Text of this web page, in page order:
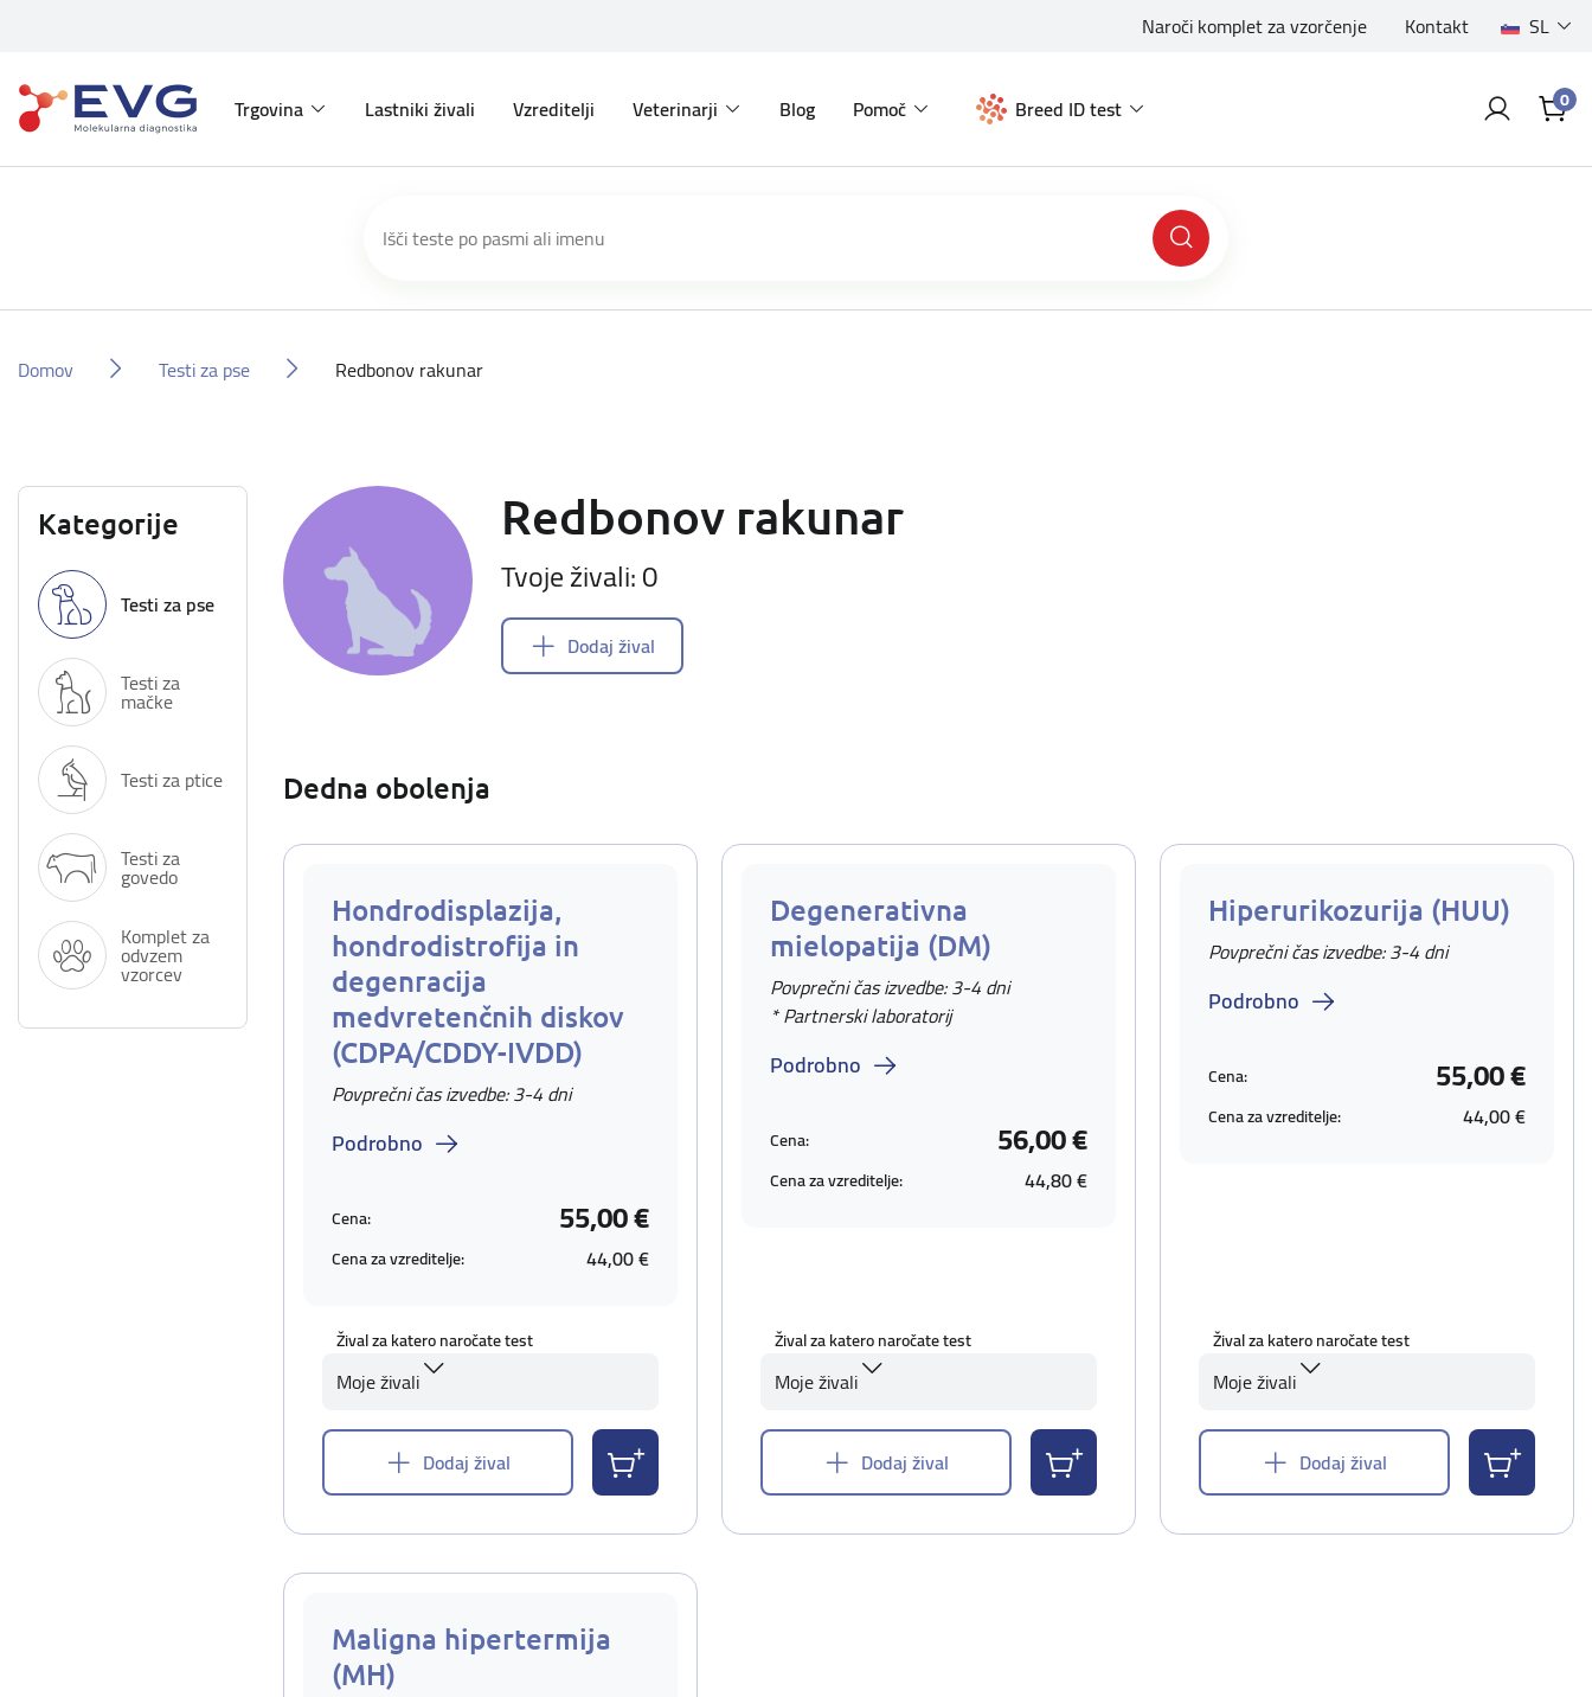
Naroči komplet za vzorčenje Kontakt SL
Trgovina Lastniki živali Vzreditelji Veterinarji Blog Pomoč Breed ID test 0
Domov Testi za pse Redbonov rakunar
Kategorije
Testi za pse
Testi za
mačke
Testi za ptice
Testi za
govedo
Komplet za
odvzem
vzorcev
Redbonov rakunar
Tvoje živali: 0
Dodaj žival
Dedna obolenja
Hondrodisplazija,
hondrodistrofija in
degenracija
medvretenčnih diskov
(CDPA/CDDY-IVDD)
Povprečni čas izvedbe: 3-4 dni
Podrobno
Cena: 55,00 €
Cena za vzreditelje: 44,00 €
Žival za katero naročate test
Moje živali
Dodaj žival
Degenerativna
mielopatija (DM)
Povprečni čas izvedbe: 3-4 dni
* Partnerski laboratorij
Podrobno
Cena: 56,00 €
Cena za vzreditelje: 44,80 €
Žival za katero naročate test
Moje živali
Dodaj žival
Hiperurikozurija (HUU)
Povprečni čas izvedbe: 3-4 dni
Podrobno
Cena: 55,00 €
Cena za vzreditelje: 44,00 €
Žival za katero naročate test
Moje živali
Dodaj žival
Maligna hipertermija
(MH)